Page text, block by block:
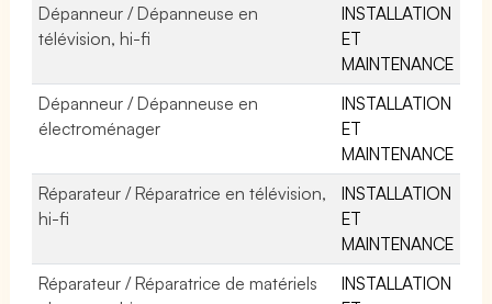
Dépanneur / Dépanneuse en
télévision, hi-fi
INSTALLATION
ET
MAINTENANCE
Dépanneur / Dépanneuse en
électroménager
INSTALLATION
ET
MAINTENANCE
Réparateur / Réparatrice en télévision,
hi-fi
INSTALLATION
ET
MAINTENANCE
Réparateur / Réparatrice de matériels
INSTALLATION